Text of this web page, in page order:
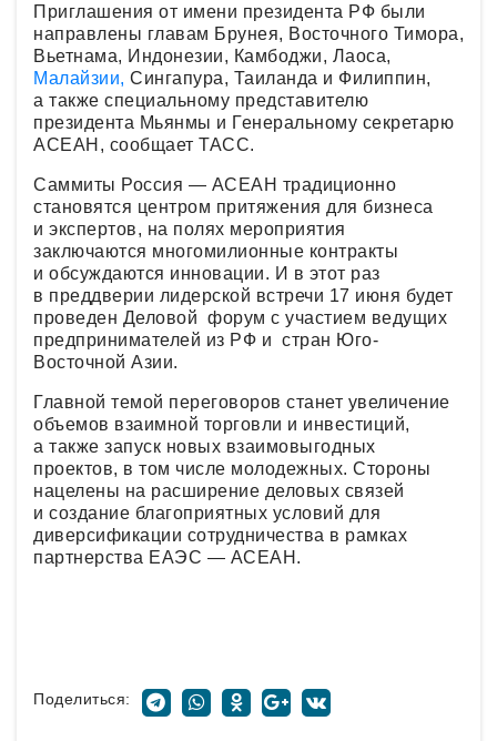
Приглашения от имени президента РФ были
направлены главам Брунея, Восточного Тимора,
Вьетнама, Индонезии, Камбоджи, Лаоса,
Малайзии, Сингапура, Таиланда и Филиппин,
а также специальному представителю
президента Мьянмы и Генеральному секретарю
АСЕАН, сообщает ТАСС.
Саммиты Россия — АСЕАН традиционно
становятся центром притяжения для бизнеса
и экспертов, на полях мероприятия
заключаются многомилионные контракты
и обсуждаются инновации. И в этот раз
в преддверии лидерской встречи 17 июня будет
проведен Деловой форум с участием ведущих
предпринимателей из РФ и стран Юго-
Восточной Азии.
Главной темой переговоров станет увеличение
объемов взаимной торговли и инвестиций,
а также запуск новых взаимовыгодных
проектов, в том числе молодежных. Стороны
нацелены на расширение деловых связей
и создание благоприятных условий для
диверсификации сотрудничества в рамках
партнерства ЕАЭС — АСЕАН.
Поделиться: